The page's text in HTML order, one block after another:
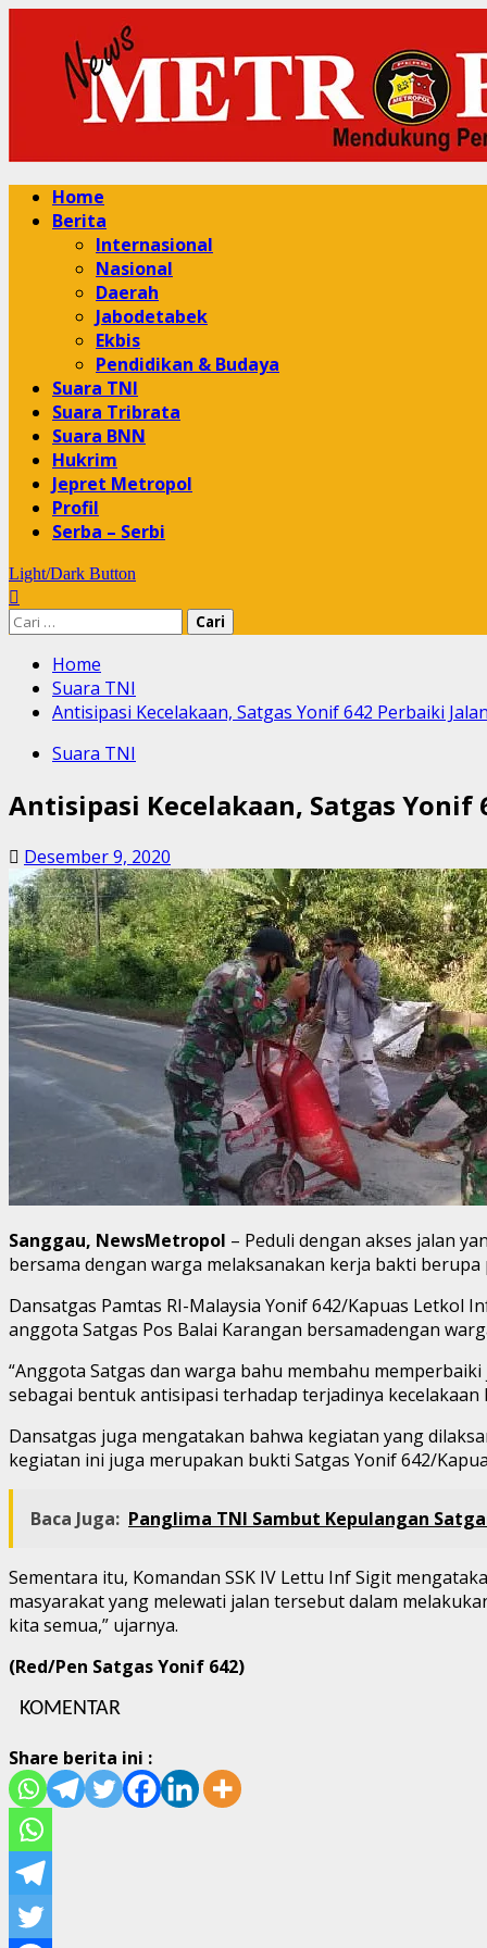
content
Primary
Menu
Home
Berita
Internasional
Nasional
Daerah
Jabodetabek
Ekbis
Pendidikan & Budaya
Suara TNI
Suara Tribrata
Suara BNN
Hukrim
Jepret Metropol
Profil
Serba – Serbi
Light/Dark Button
Cari
Home
Suara TNI
Antisipasi Kecelakaan, Satgas Yonif 642 Perbaiki
Suara TNI
Antisipasi Kecelakaan, Satgas Yonif
Desember 9, 2020
Sanggau, NewsMetropol – Peduli dengan akses jalan
bersama dengan warga melaksanakan kerja bakti berupa
Dansatgas Pamtas RI-Malaysia Yonif 642/Kapuas Letkol
anggota Satgas Pos Balai Karangan bersamadengan
“Anggota Satgas dan warga bahu membahu
sebagai bentuk antisipasi terhadap terjadinya
Dansatgas juga mengatakan bahwa kegiatan yang
kegiatan ini juga merupakan bukti Satgas Yonif 642/
Baca Juga: Panglima TNI Sambut Kepulangan
Sementara itu, Komandan SSK IV Lettu Inf Sigit
masyarakat yang melewati jalan tersebut dalam
kita semua,” ujarnya.
(Red/Pen Satgas Yonif 642)
KOMENTAR
Share berita ini :